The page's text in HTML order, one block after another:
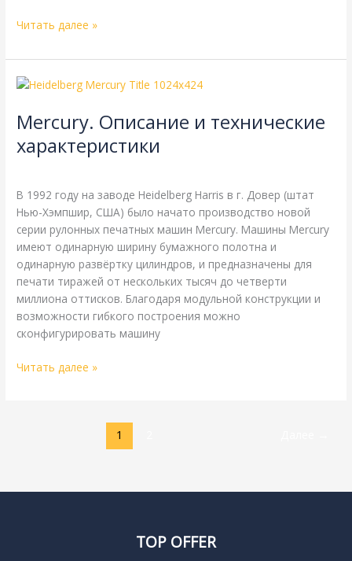
Читать далее »
Mercury. Описание и технические
характеристики
В 1992 году на заводе Heidelberg Harris в г. Довер (штат
Нью-Хэмпшир, США) было начато производство новой
серии рулонных печатных машин Mercury. Машины Mercury
имеют одинарную ширину бумажного полотна и
одинарную развёртку цилиндров, и предназначены для
печати тиражей от нескольких тысяч до четверти
миллиона оттисков. Благодаря модульной конструкции и
возможности гибкого построения можно
сконфигурировать машину
Mercury.
и
технические
характеристики
Читать далее »
1
TOP OFFER